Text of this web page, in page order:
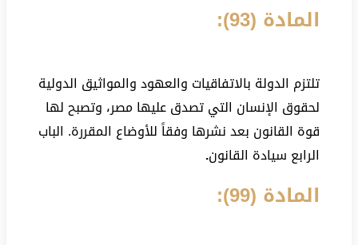
المادة (93):
تلتزم الدولة بالاتفاقيات والعهود والمواثيق الدولية
لحقوق الإنسان التي تصدق عليها مصر، وتصبح لها
قوة القانون بعد نشرها وفقاً للأوضاع المقررة. الباب
الرابع سيادة القانون.
المادة (99):